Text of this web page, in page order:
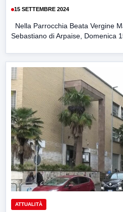
15 SETTEMBRE 2024
Nella Parrocchia Beata Vergine
Sebastiano di Arpaise, Domenica
ATTUALITÀ